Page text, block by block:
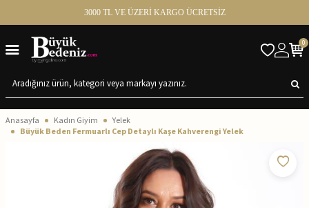
3000 TL VE ÜZERİ KARGO ÜCRETSİZ
0
Anasayfa Kadın Giyim
Yelek
Büyük Beden Fermuarlı Cep Detaylı Kaşe Kahverengi Yelek